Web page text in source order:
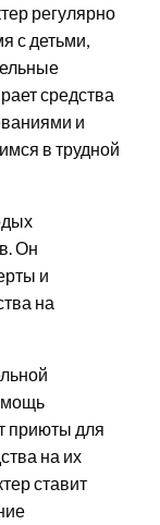
регулярно
с детьми,
средства
и
в трудной
Он
и
на
приюты для
на их
ставит